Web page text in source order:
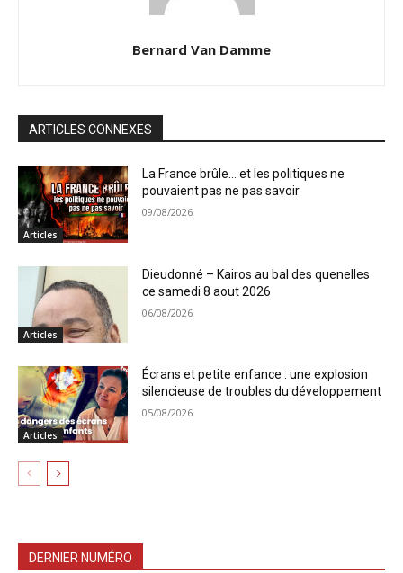
Bernard Van Damme
ARTICLES CONNEXES
Articles
La France brûle… et les politiques ne
pouvaient pas ne pas savoir
09/08/2026
Articles
Dieudonné – Kairos au bal des quenelles
ce samedi 8 aout 2026
06/08/2026
Articles
Écrans et petite enfance : une explosion
silencieuse de troubles du développement
05/08/2026
DERNIER NUMÉRO